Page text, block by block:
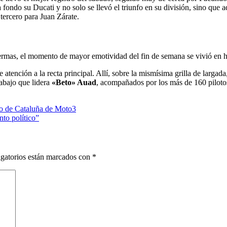
fondo su Ducati y no solo se llevó el triunfo en su división, sino que
para Juan Zárate.
el momento de mayor emotividad del fin de semana se vivió en
atención a la recta principal. Allí, sobre la mismísima grilla de
que lidera «Beto» Auad, acompañados por los más de 160
de Cataluña de Moto3
político”
están marcados con *